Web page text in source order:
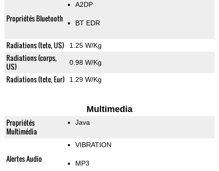
Propriétés Bluetooth
A2DP
BT EDR
Radiations (tete, US) 1.25 W/Kg
Radiations (corps,
US)
0.98 W/Kg
Radiations (tete, Eur) 1.29 W/Kg
Multimedia
Propriétés
Multimédia
Java
Alertes Audio
VIBRATION
MP3